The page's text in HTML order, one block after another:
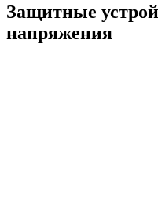
Защитные
напряжения